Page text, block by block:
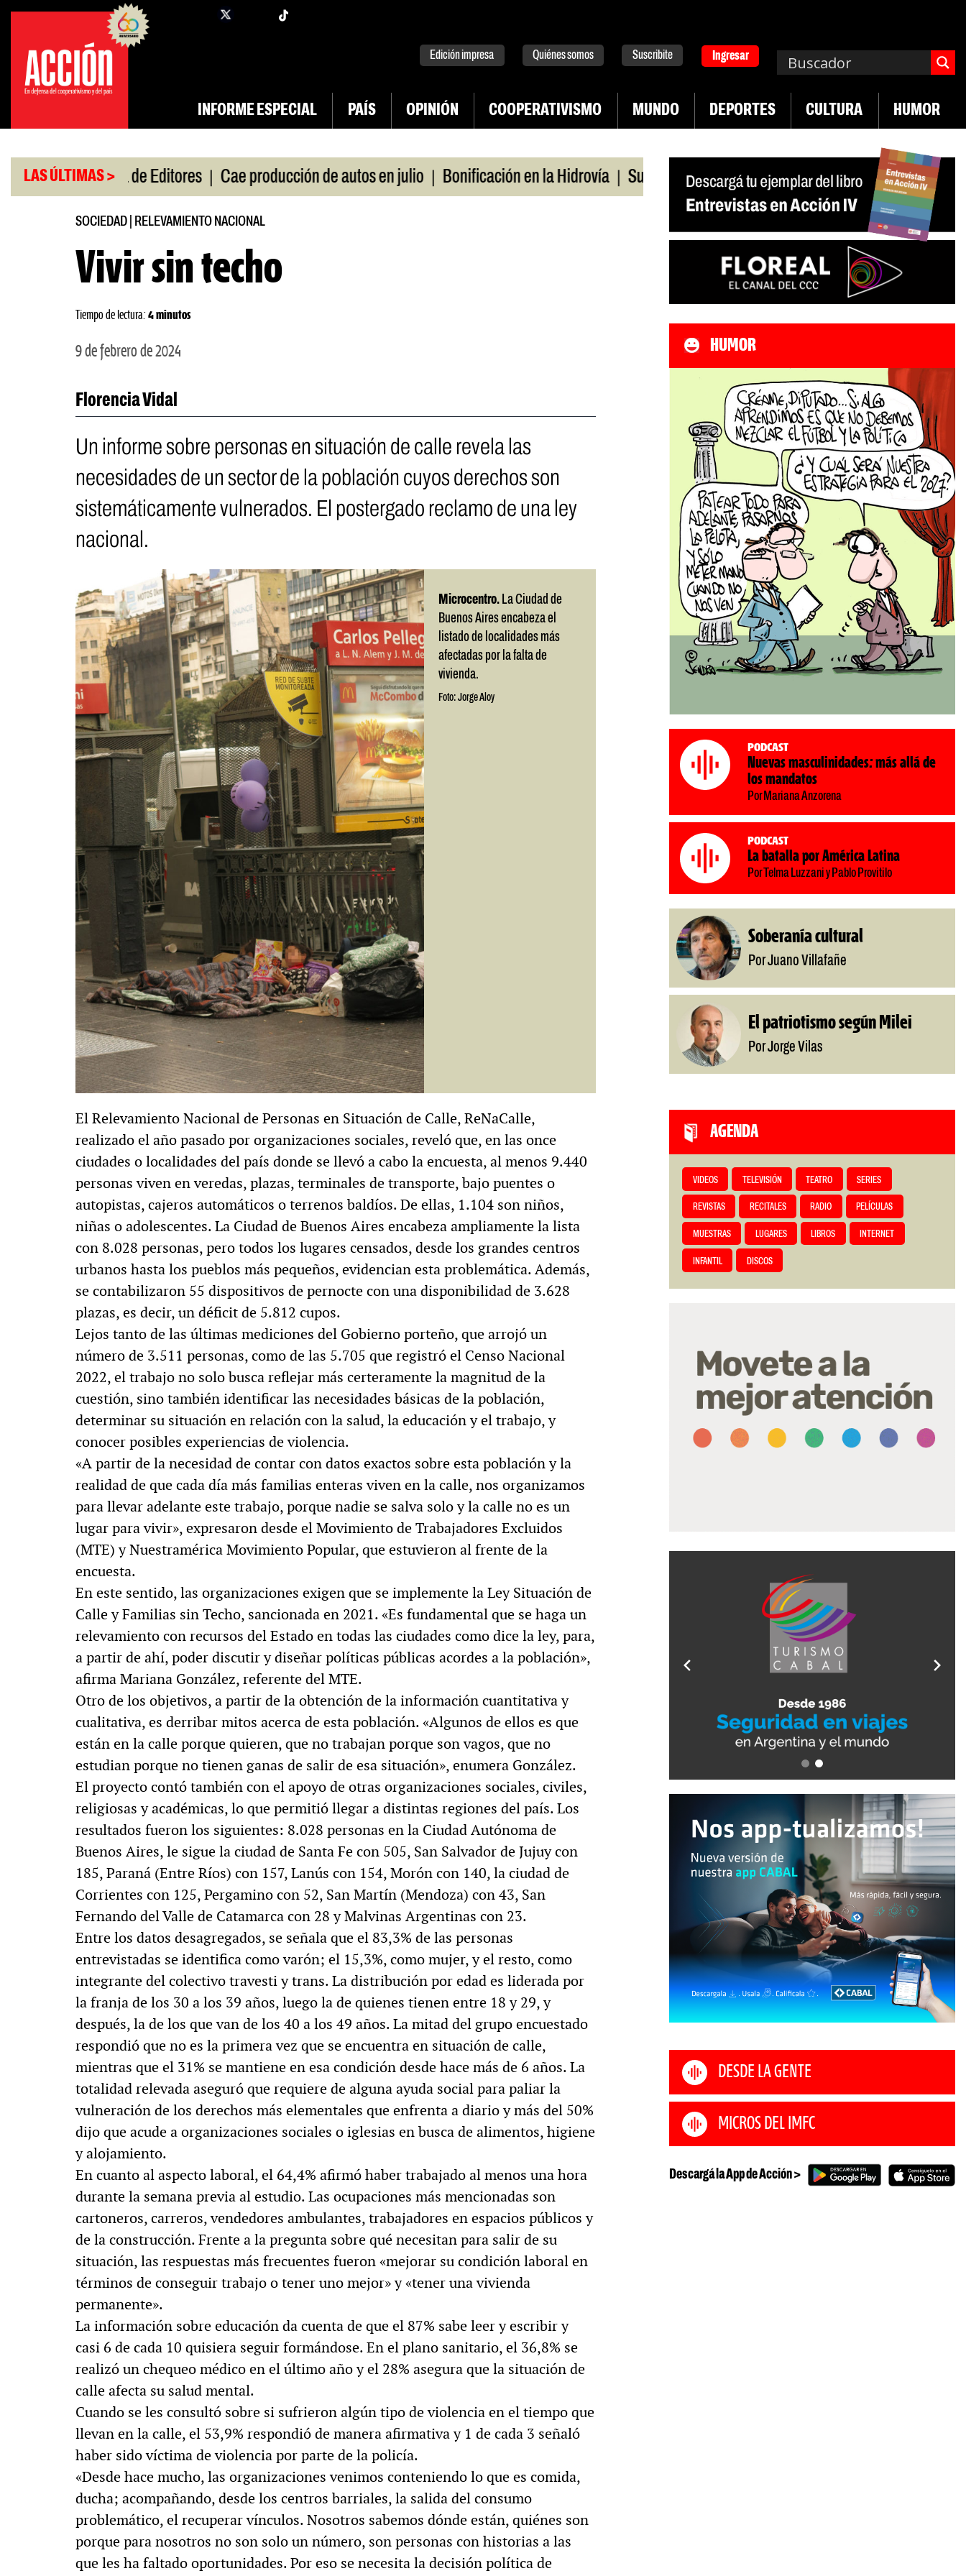
Saltar
contenido
facebook
Edición impresa Quiénes somos Suscribite Ingresar
INFORME ESPECIAL PAÍS OPINIÓN COOPERATIVISMO MUNDO DEPORTES CULTURA HUMOR
LAS ÚLTIMAS >
| Feria de Editores | Cae producción de autos en julio | Bonificación en la Hidrovía | Suspenden desregulación del practicaje | Denuncias por
SOCIEDAD| RELEVAMIENTO NACIONAL
Vivir sin techo
Tiempo de lectura: 4 minutos
9 de febrero de 2024
Florencia Vidal
Un informe sobre personas en situación de calle revela las
necesidades de un sector de la población cuyos derechos son
sistemáticamente vulnerados. El postergado reclamo de una ley
nacional.
Microcentro. La Ciudad de
Buenos Aires encabeza el
listado de localidades más
afectadas por la falta de
vivienda.
Foto: Jorge Aloy
El Relevamiento Nacional de Personas en Situación de Calle, ReNaCalle,
realizado el año pasado por organizaciones sociales, reveló que, en las once
ciudades o localidades del país donde se llevó a cabo la encuesta, al menos 9.440
personas viven en veredas, plazas, terminales de transporte, bajo puentes o
autopistas, cajeros automáticos o terrenos baldíos. De ellas, 1.104 son niños,
niñas o adolescentes. La Ciudad de Buenos Aires encabeza ampliamente la lista
con 8.028 personas, pero todos los lugares censados, desde los grandes centros
urbanos hasta los pueblos más pequeños, evidencian esta problemática. Además,
se contabilizaron 55 dispositivos de pernocte con una disponibilidad de 3.628
plazas, es decir, un déficit de 5.812 cupos.
Lejos tanto de las últimas mediciones del Gobierno porteño, que arrojó un
número de 3.511 personas, como de las 5.705 que registró el Censo Nacional
2022, el trabajo no solo busca reflejar más certeramente la magnitud de la
cuestión, sino también identificar las necesidades básicas de la población,
determinar su situación en relación con la salud, la educación y el trabajo, y
conocer posibles experiencias de violencia.
«A partir de la necesidad de contar con datos exactos sobre esta población y la
realidad de que cada día más familias enteras viven en la calle, nos organizamos
para llevar adelante este trabajo, porque nadie se salva solo y la calle no es un
lugar para vivir», expresaron desde el Movimiento de Trabajadores Excluidos
(MTE) y Nuestramérica Movimiento Popular, que estuvieron al frente de la
encuesta.
En este sentido, las organizaciones exigen que se implemente la Ley Situación de
Calle y Familias sin Techo, sancionada en 2021. «Es fundamental que se haga un
relevamiento con recursos del Estado en todas las ciudades como dice la ley, para,
a partir de ahí, poder discutir y diseñar políticas públicas acordes a la población»,
afirma Mariana González, referente del MTE.
Otro de los objetivos, a partir de la obtención de la información cuantitativa y
cualitativa, es derribar mitos acerca de esta población. «Algunos de ellos es que
están en la calle porque quieren, que no trabajan porque son vagos, que no
estudian porque no tienen ganas de salir de esa situación», enumera González.
El proyecto contó también con el apoyo de otras organizaciones sociales, civiles,
religiosas y académicas, lo que permitió llegar a distintas regiones del país. Los
resultados fueron los siguientes: 8.028 personas en la Ciudad Autónoma de
Buenos Aires, le sigue la ciudad de Santa Fe con 505, San Salvador de Jujuy con
185, Paraná (Entre Ríos) con 157, Lanús con 154, Morón con 140, la ciudad de
Corrientes con 125, Pergamino con 52, San Martín (Mendoza) con 43, San
Fernando del Valle de Catamarca con 28 y Malvinas Argentinas con 23.
Entre los datos desagregados, se señala que el 83,3% de las personas
entrevistadas se identifica como varón; el 15,3%, como mujer, y el resto, como
integrante del colectivo travesti y trans. La distribución por edad es liderada por
la franja de los 30 a los 39 años, luego la de quienes tienen entre 18 y 29, y
después, la de los que van de los 40 a los 49 años. La mitad del grupo encuestado
respondió que no es la primera vez que se encuentra en situación de calle,
mientras que el 31% se mantiene en esa condición desde hace más de 6 años. La
totalidad relevada aseguró que requiere de alguna ayuda social para paliar la
vulneración de los derechos más elementales que enfrenta a diario y más del 50%
dijo que acude a organizaciones sociales o iglesias en busca de alimentos, higiene
y alojamiento.
En cuanto al aspecto laboral, el 64,4% afirmó haber trabajado al menos una hora
durante la semana previa al estudio. Las ocupaciones más mencionadas son
cartoneros, carreros, vendedores ambulantes, trabajadores en espacios públicos y
de la construcción. Frente a la pregunta sobre qué necesitan para salir de su
situación, las respuestas más frecuentes fueron «mejorar su condición laboral en
términos de conseguir trabajo o tener uno mejor» y «tener una vivienda
permanente».
La información sobre educación da cuenta de que el 87% sabe leer y escribir y
casi 6 de cada 10 quisiera seguir formándose. En el plano sanitario, el 36,8% se
realizó un chequeo médico en el último año y el 28% asegura que la situación de
calle afecta su salud mental.
Cuando se les consultó sobre si sufrieron algún tipo de violencia en el tiempo que
llevan en la calle, el 53,9% respondió de manera afirmativa y 1 de cada 3 señaló
haber sido víctima de violencia por parte de la policía.
«Desde hace mucho, las organizaciones venimos conteniendo lo que es comida,
ducha; acompañando, desde los centros barriales, la salida del consumo
problemático, el recuperar vínculos. Nosotros sabemos dónde están, quiénes son
porque para nosotros no son solo un número, son personas con historias a las
que les ha faltado oportunidades. Por eso se necesita la decisión política de
HUMOR
Podcast
Nuevas masculinidades: más allá de
los mandatos
Por Mariana Anzorena
Podcast
La batalla por América Latina
Por Telma Luzzani y Pablo Provitilo
Soberanía cultural
Por Juano Villafañe
El patriotismo según Milei
Por Jorge Vilas
AGENDA
VIDEOS TELEVISIÓN TEATRO SERIES
REVISTAS RECITALES RADIO PELÍCULAS
MUESTRAS LUGARES LIBROS INTERNET
INFANTIL DISCOS
DESDE LA GENTE
MICROS DEL IMFC
Descargá la App de Acción >